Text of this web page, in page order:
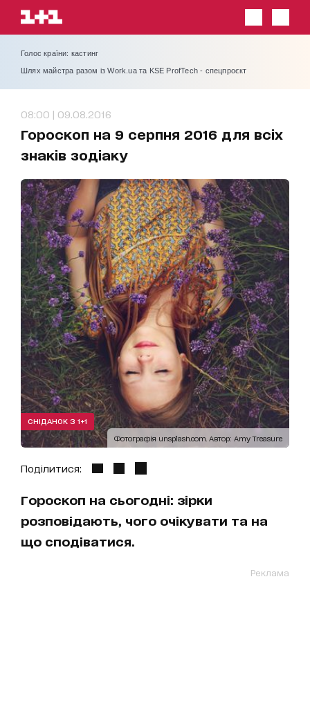
Голос країни: кастинг
Шлях майстра разом із Work.ua та KSE ProfTech - спецпроєкт
08:00 | 09.08.2016
Гороскоп на 9 серпня 2016 для всіх
знаків зодіаку
Фотографія unsplash.com. Автор: Amy Treasure
СНІДАНОК З 1+1
Поділитися:
Гороскоп на сьогодні: зірки
розповідають, чого очікувати та на
що сподіватися.
Реклама